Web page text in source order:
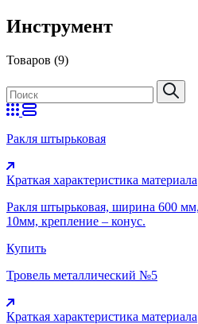
Инструмент
Товаров (9)
Ракля штырьковая
Краткая характеристика материала
Ракля штырьковая, ширина 600
10мм, крепление – конус.
Купить
Тровель металлический №5
Краткая характеристика материала